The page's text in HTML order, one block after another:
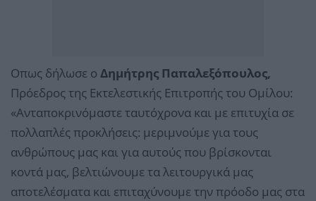
Οπως δήλωσε ο Δημήτρης Παπαλεξόπουλος,
Πρόεδρος της Εκτελεστικής Επιτροπής του Ομίλου:
«Ανταποκρινόμαστε ταυτόχρονα και με επιτυχία σε
πολλαπλές προκλήσεις: μεριμνούμε για τους
ανθρώπους μας και για αυτούς που βρίσκονται
κοντά μας, βελτιώνουμε τα λειτουργικά μας
αποτελέσματα και επιταχύνουμε την πρόοδο μας στα